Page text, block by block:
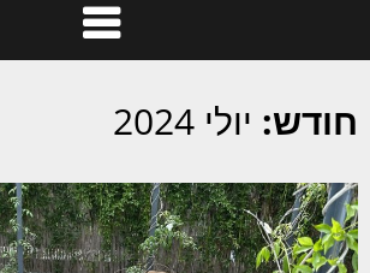
חודש: יולי 2024